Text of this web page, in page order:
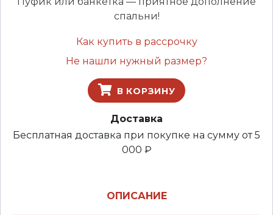
спальни!
Как купить в рассрочку
Не нашли нужный размер?
В КОРЗИНУ
Доставка
Бесплатная доставка при покупке на сумму от 5
000 ₽
ОПИСАНИЕ